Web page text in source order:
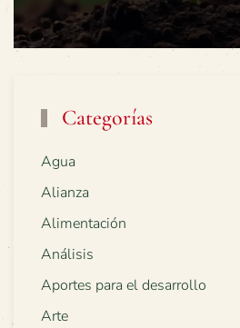
Categorías
Agua
Alianza
Alimentación
Análisis
Aportes para el desarrollo
Arte